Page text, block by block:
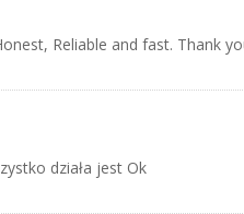
Reliable and fast. Thank
działa jest Ok